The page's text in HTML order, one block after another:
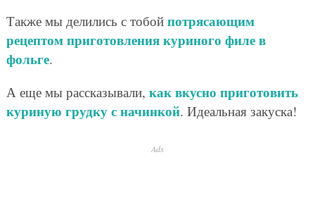
Также мы делились с тобой потрясающим
рецептом приготовления куриного филе в
фольге.
А еще мы рассказывали, как вкусно приготовить
куриную грудку с начинкой. Идеальная закуска!
Ads